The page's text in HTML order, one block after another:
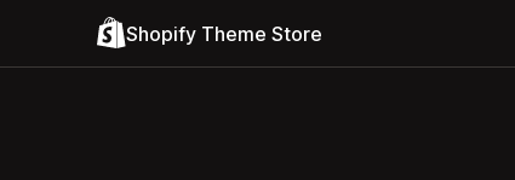
Shopify Theme Store